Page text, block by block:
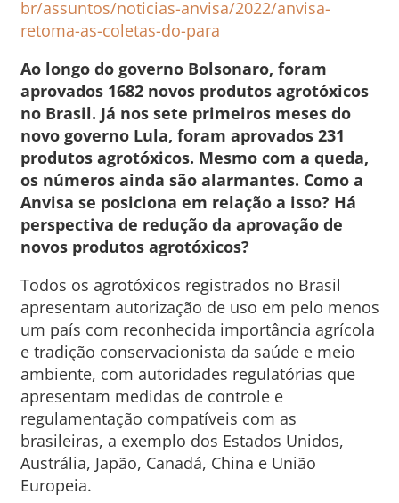
br/assuntos/noticias-anvisa/2022/anvisa-
retoma-as-coletas-do-para
Ao longo do governo Bolsonaro, foram
aprovados 1682 novos produtos agrotóxicos
no Brasil. Já nos sete primeiros meses do
novo governo Lula, foram aprovados 231
produtos agrotóxicos. Mesmo com a queda,
os números ainda são alarmantes. Como a
Anvisa se posiciona em relação a isso? Há
perspectiva de redução da aprovação de
novos produtos agrotóxicos?
Todos os agrotóxicos registrados no Brasil
apresentam autorização de uso em pelo menos
um país com reconhecida importância agrícola
e tradição conservacionista da saúde e meio
ambiente, com autoridades regulatórias que
apresentam medidas de controle e
regulamentação compatíveis com as
brasileiras, a exemplo dos Estados Unidos,
Austrália, Japão, Canadá, China e União
Europeia.